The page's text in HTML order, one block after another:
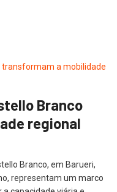
Branco
regional
Branco, em Barueri,
representam um marco